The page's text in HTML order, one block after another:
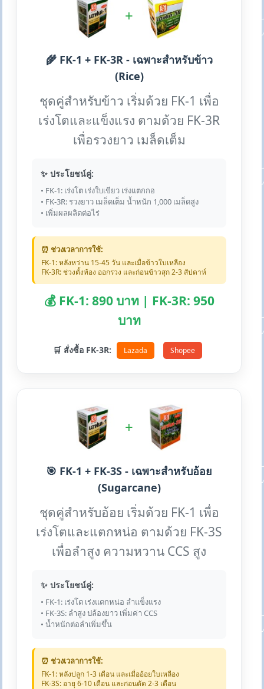
+
🌾 FK-1 + FK-3R - เฉพาะสำหรับข้าว
(Rice)
ชุดคู่สำหรับข้าว เริ่มด้วย FK-1 เพื่อ
เร่งโตและแข็งแรง ตามด้วย FK-3R
เพื่อรวงยาว เมล็ดเต็ม
✨ ประโยชน์คู่:
• FK-1: เร่งโต เร่งใบเขียว เร่งแตกกอ
• FK-3R: รวงยาว เมล็ดเต็ม น้ำหนัก 1,000 เมล็ดสูง
• เพิ่มผลผลิตต่อไร่
⏰ ช่วงเวลาการใช้:
FK-1: หลังหว่าน 15-45 วัน และเมื่อข้าวใบเหลือง
FK-3R: ช่วงตั้งท้อง ออกรวง และก่อนข้าวสุก 2-3 สัปดาห์
💰 FK-1: 890 บาท | FK-3R: 950
บาท
🛒 สั่งซื้อ FK-3R: Lazada Shopee
+
🎯 FK-1 + FK-3S - เฉพาะสำหรับอ้อย
(Sugarcane)
ชุดคู่สำหรับอ้อย เริ่มด้วย FK-1 เพื่อ
เร่งโตและแตกหน่อ ตามด้วย FK-3S
เพื่อลำสูง ความหวาน CCS สูง
✨ ประโยชน์คู่:
• FK-1: เร่งโต เร่งแตกหน่อ ลำแข็งแรง
• FK-3S: ลำสูง ปล้องยาว เพิ่มค่า CCS
• น้ำหนักต่อลำเพิ่มขึ้น
⏰ ช่วงเวลาการใช้:
FK-1: หลังปลูก 1-3 เดือน และเมื่ออ้อยใบเหลือง
FK-3S: อายุ 6-10 เดือน และก่อนตัด 2-3 เดือน